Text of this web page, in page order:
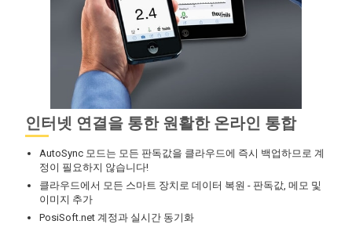
인터넷 연결을 통한 원활한 온라인 통합
AutoSync 모드는 모든 판독값을 클라우드에 즉시 백업하므로 계
정이 필요하지 않습니다!
클라우드에서 모든 스마트 장치로 데이터 복원 - 판독값, 메모 및
이미지 추가
PosiSoft.net 계정과 실시간 동기화